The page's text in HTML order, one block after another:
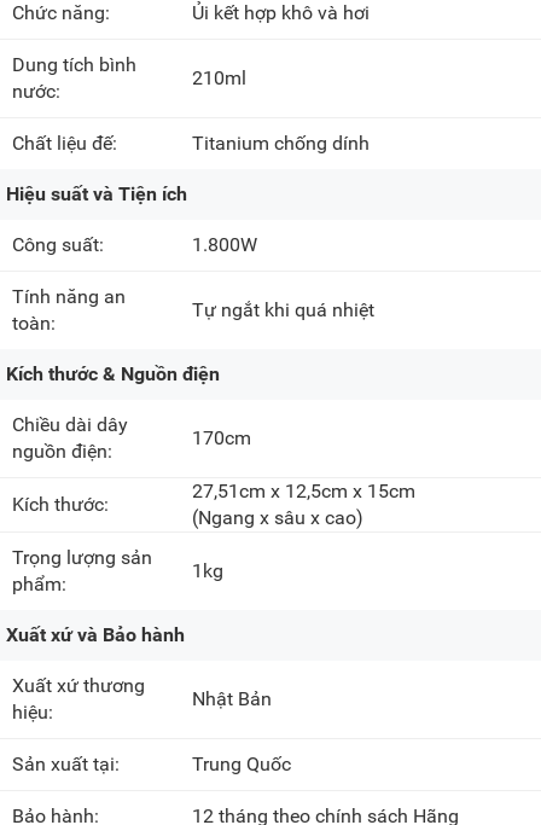
Chức năng: Ủi kết hợp khô và hơi
Dung tích bình
nước:
210ml
Chất liệu đế: Titanium chống dính
Hiệu suất và Tiện ích
Công suất: 1.800W
Tính năng an
toàn:
Tự ngắt khi quá nhiệt
Kích thước & Nguồn điện
Chiều dài dây
nguồn điện:
170cm
Kích thước:
27,51cm x 12,5cm x 15cm
(Ngang x sâu x cao)
Trọng lượng sản
phẩm:
1kg
Xuất xứ và Bảo hành
Xuất xứ thương
hiệu:
Nhật Bản
Sản xuất tại: Trung Quốc
Bảo hành: 12 tháng theo chính sách Hãng